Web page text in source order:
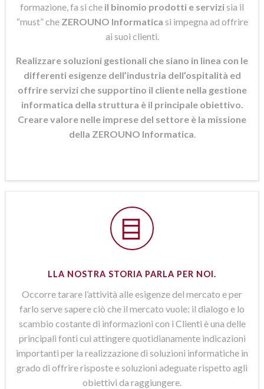
formazione, fa si che il binomio prodotti e servizisia il
“must” che ZEROUNO Informatica si impegna ad offrire
ai suoi clienti.
Realizzare soluzioni gestionali che siano in linea con le
differenti esigenze dell’industria dell’ospitalità ed
offrire servizi che supportino il cliente nella gestione
informatica della struttura è il principale obiettivo.
Creare valore nelle imprese del settore è la missione
della ZEROUNO Informatica
LLA NOSTRA STORIA PARLA PER NOI.
Occorre tarare l’attività alle esigenze del mercato e per
farlo serve sapere ciò che il mercato vuole: il dialogo e lo
scambio costante di informazioni con i Clienti è una delle
principali fonti cui attingere quotidianamente indicazioni
importanti per la realizzazione di soluzioni informatiche in
grado di offrire risposte e soluzioni adeguate rispetto agli
obiettivi da raggiungere.